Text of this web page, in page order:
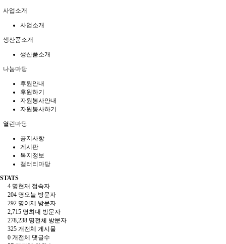
사업소개
사업소개
생산품소개
생산품소개
나눔마당
후원안내
후원하기
자원봉사안내
자원봉사하기
열린마당
공지사항
게시판
복지정보
갤러리마당
STATS
4 명현재 접속자
204 명오늘 방문자
292 명어제 방문자
2,715 명최대 방문자
278,238 명전체 방문자
325 개 전체 게시물
0 개 전체 댓글수